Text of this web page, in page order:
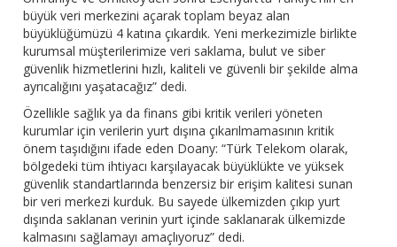
büyük veri merkezini açarak toplam beyaz alan
büyüklüğümüzü 4 katına çıkardık. Yeni merkezimizle birlikte
kurumsal müşterilerimize veri saklama, bulut ve siber
güvenlik hizmetlerini hızlı, kaliteli ve güvenli bir şekilde alma
ayrıcalığını yaşatacağız” dedi.
Özellikle sağlık ya da finans gibi kritik verileri yöneten
kurumlar için verilerin yurt dışına çıkarılmamasının kritik
önem taşıdığını ifade eden Doany: “Türk Telekom olarak,
bölgedeki tüm ihtiyacı karşılayacak büyüklükte ve yüksek
güvenlik standartlarında benzersiz bir erişim kalitesi sunan
bir veri merkezi kurduk. Bu sayede ülkemizden çıkıp yurt
dışında saklanan verinin yurt içinde saklanarak ülkemizde
kalmasını sağlamayı amaçlıyoruz” dedi.